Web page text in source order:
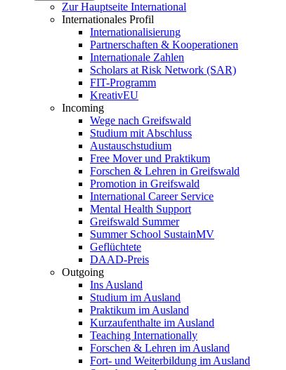
Zur Hauptseite International
Internationales Profil
Internationalisierung
Partnerschaften & Kooperationen
Internationale Zahlen
Scholars at Risk Network (SAR)
FIT-Programm
KreativEU
Incoming
Wege nach Greifswald
Studium mit Abschluss
Austauschstudium
Free Mover und Praktikum
Forschen & Lehren in Greifswald
Promotion in Greifswald
International Career Service
Mental Health Support
Greifswald Summer
Summer School SustainMV
Geflüchtete
DAAD-Preis
Outgoing
Ins Ausland
Studium im Ausland
Praktikum im Ausland
Kurzaufenthalte im Ausland
Teaching Internationally
Forschen & Lehren im Ausland
Fort- und Weiterbildung im Ausland